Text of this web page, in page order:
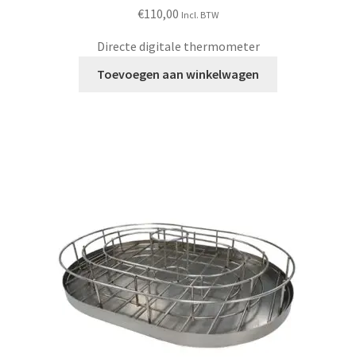
€110,00 Incl. BTW
Directe digitale thermometer
Toevoegen aan winkelwagen